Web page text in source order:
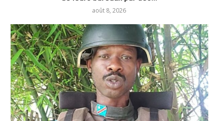
août 8, 2026